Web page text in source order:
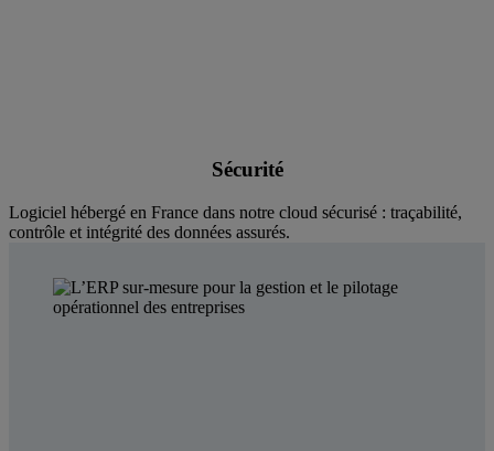
Sécurité
Logiciel hébergé en France dans notre cloud sécurisé : traçabilité,
contrôle et intégrité des données assurés.